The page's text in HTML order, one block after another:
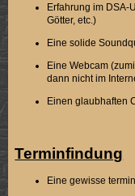
Erfahrung im DSA-
Götter, etc.)
Eine solide
Eine Webcam
dann nicht im
Einen glaubhaften
Terminfindung
Eine gewisse